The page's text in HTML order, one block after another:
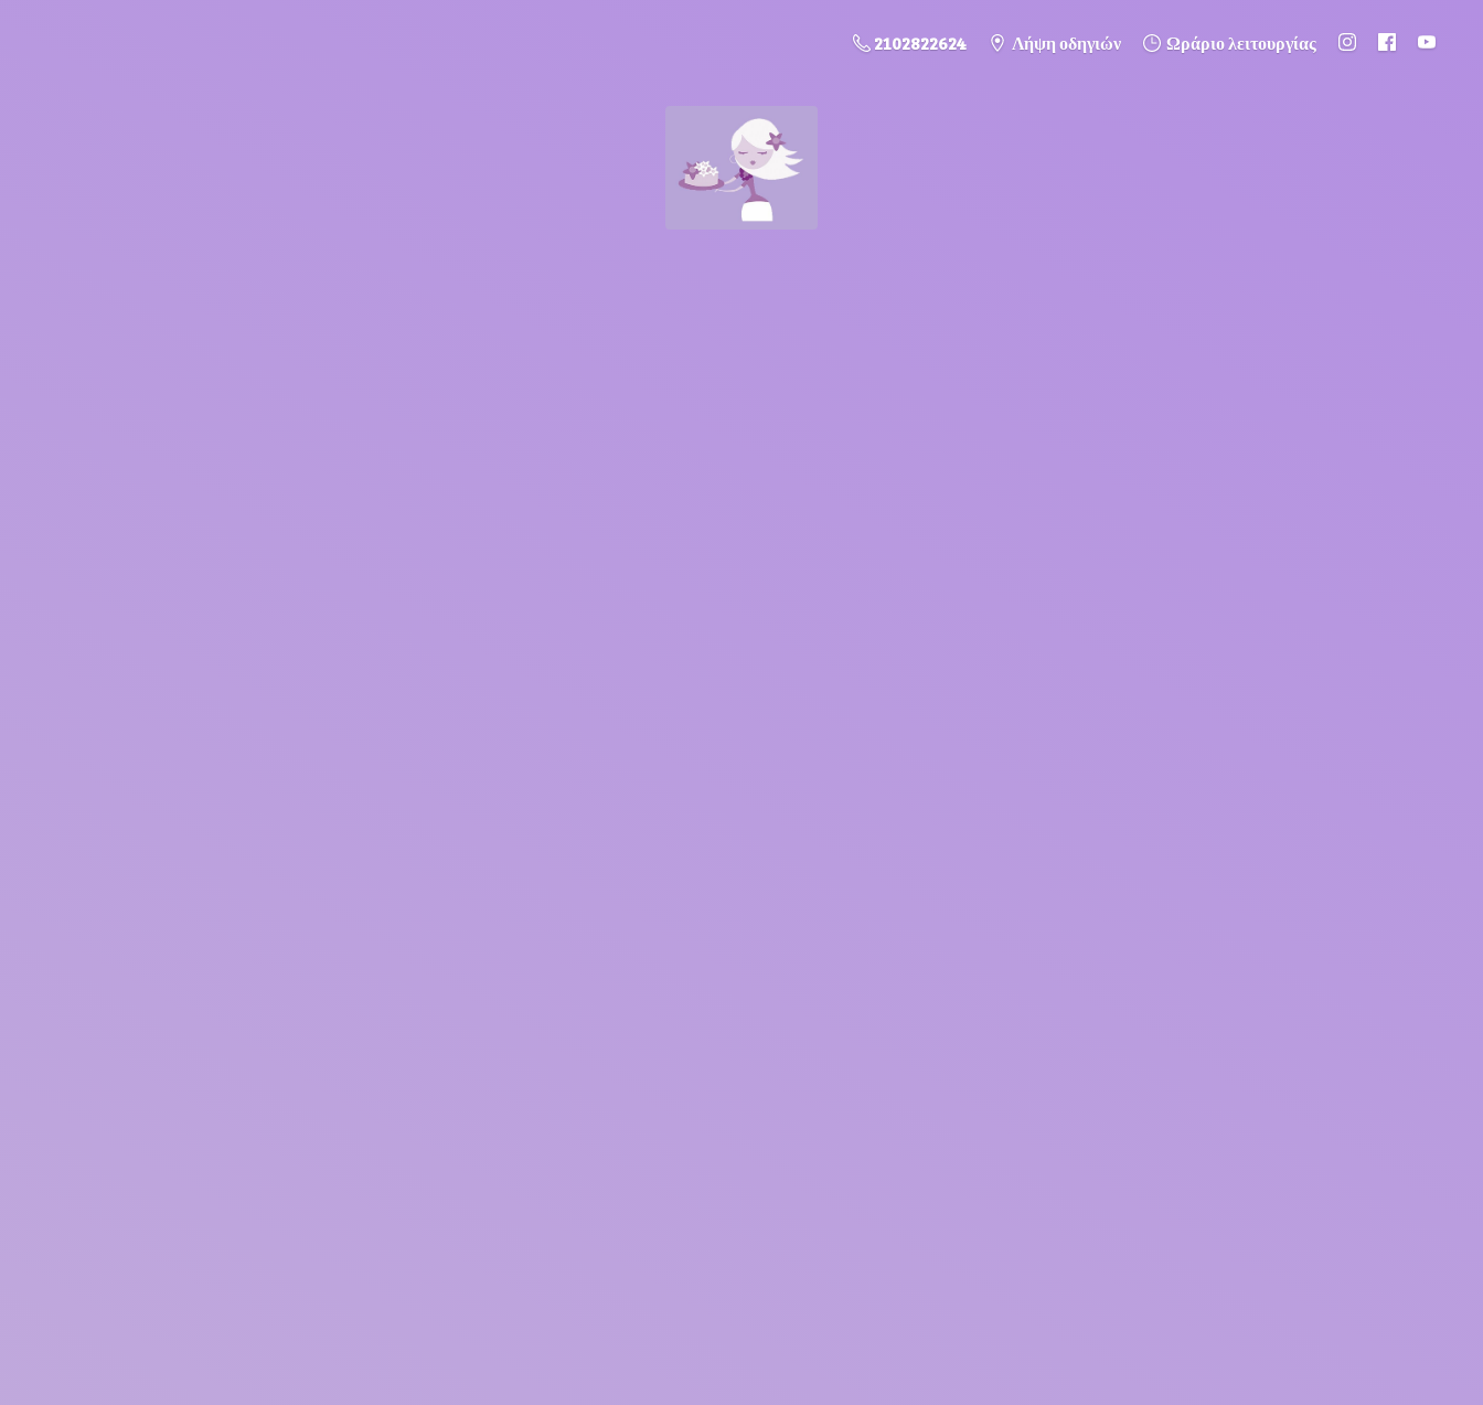
2102822624 Λήψη οδηγιών Ωράριο λειτουργίας